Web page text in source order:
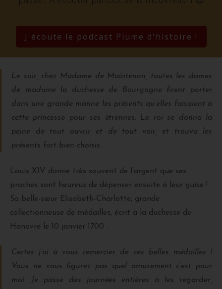
J'écoute le podcast Plume d'histoire !
Le soir, chez Madame de Maintenon, toutes les dames
de madame la duchesse de Bourgogne firent porter
dans une grande manne les présents qu’elles faisaient à
cette princesse pour ses étrennes. Le roi se donna la
peine de tout ouvrir et de tout voir, et trouva les
présents fort bien choisis.
Louis XIV donne très souvent de l’argent que ses
proches sont heureux de dépenser ensuite à leur guise !
Sa belle-sœur Elisabeth-Charlotte, grande
collectionneuse de médailles, écrit à la duchesse de
Hanovre le 10 janvier 1700 :
Certes j’ai à vous remercier de ces belles médailles !
Vous ne vous figurez pas quel amusement c’est pour
moi. Je passe des journées entières à les regarder,